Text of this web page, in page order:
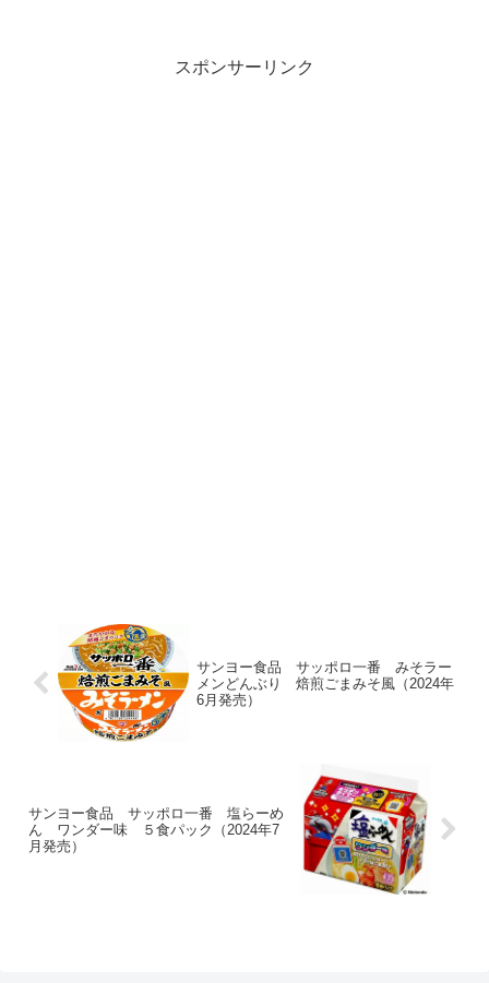
スポンサーリンク
サンヨー食品 サッポロ一番 みそラー
メンどんぶり 焙煎ごまみそ風（2024年
6月発売）
サンヨー食品 サッポロ一番 塩らーめ
ん ワンダー味 ５食パック（2024年7
月発売）